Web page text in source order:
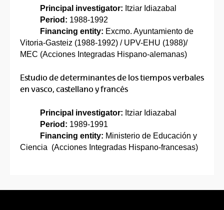
Principal investigator: Itziar Idiazabal
Period: 1988-1992
Financing entity: Excmo. Ayuntamiento de
Vitoria-Gasteiz (1988-1992) / UPV-EHU (1988)/
MEC (Acciones Integradas Hispano-alemanas)
Estudio de determinantes de los tiempos verbales
en vasco, castellano y francés
Principal investigator: Itziar Idiazabal
Period: 1989-1991
Financing entity: Ministerio de Educación y
Ciencia (Acciones Integradas Hispano-francesas)